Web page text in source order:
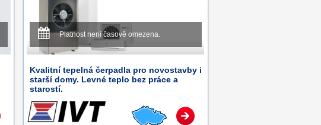
Platnost není časově omezena.
Kvalitní tepelná čerpadla pro novostavby i
starší domy. Levné teplo bez práce a
starostí.